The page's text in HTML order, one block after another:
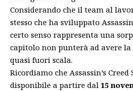
Considerando che il team al
stesso che ha sviluppato
certo senso rappresenta una
capitolo non punterà ad avere
quasi fuori scala.
Ricordiamo che Assassin’s Creed
disponibile a partire dal 15